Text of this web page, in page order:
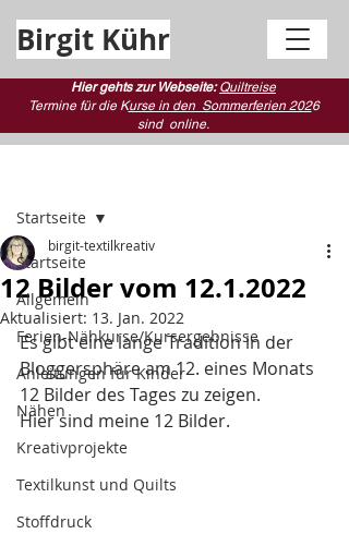
Birgit Kühr
Hier gehts zur Webseite:Quiltreise
Termine für die Kurse in den Sommerferien 2026
sind online.
Startseite
Allgemein
Ferien-Nähkurse/Kursergebnisse
Anleitungen für Kinder
Nähen
Kreativprojekte
Textilkunst und Quilts
Stoffdruck
Startseite
12 Bilder vom 12.1.2022
birgit-textilkreativ
Aktualisiert: 13. Jan. 2022
Es gibt eine lange Tradition in der
Bloggersphäre am 12. eines Monats
12 Bilder des Tages zu zeigen.
Hier sind meine 12 Bilder.